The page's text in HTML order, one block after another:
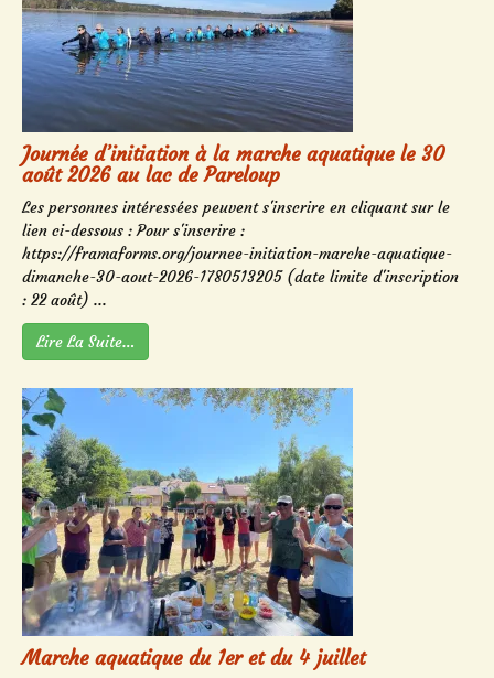
Journée d’initiation à la marche aquatique le 30
août 2026 au lac de Pareloup
Les personnes intéressées peuvent s'inscrire en cliquant sur le
lien ci-dessous : Pour s'inscrire :
https://framaforms.org/journee-initiation-marche-aquatique-
dimanche-30-aout-2026-1780513205 (date limite d'inscription
: 22 août) ...
Lire La Suite…
Marche aquatique du 1er et du 4 juillet